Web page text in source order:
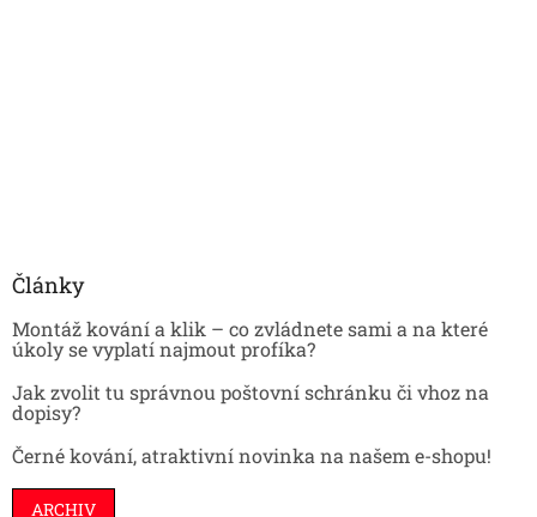
Články
Montáž kování a klik – co zvládnete sami a na které
úkoly se vyplatí najmout profíka?
Jak zvolit tu správnou poštovní schránku či vhoz na
dopisy?
Černé kování, atraktivní novinka na našem e-shopu!
ARCHIV